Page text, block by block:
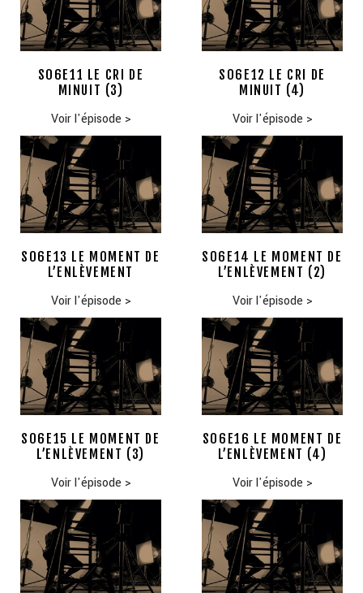
S06E11 LE CRI DE
MINUIT (3)
Voir l'épisode >
S06E12 LE CRI DE
MINUIT (4)
Voir l'épisode >
S06E13 LE MOMENT DE
L’ENLÈVEMENT
Voir l'épisode >
S06E14 LE MOMENT DE
L’ENLÈVEMENT (2)
Voir l'épisode >
S06E15 LE MOMENT DE
L’ENLÈVEMENT (3)
Voir l'épisode >
S06E16 LE MOMENT DE
L’ENLÈVEMENT (4)
Voir l'épisode >